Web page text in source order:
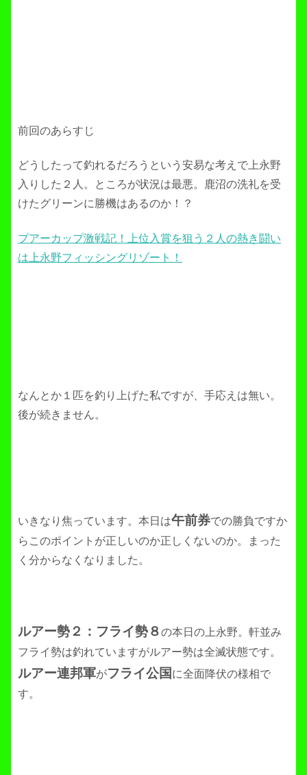
前回のあらすじ
どうしたって釣れるだろうという安易な考えで上永野
入りした２人。ところが状況は最悪。鹿沼の洗礼を受
けたグリーンに勝機はあるのか！？
プアーカップ激戦記！上位入賞を狙う２人の熱き闘い
は上永野フィッシングリゾート！
なんとか１匹を釣り上げた私ですが、手応えは無い。
後が続きません。
いきなり焦っています。本日は午前券での勝負ですか
らこのポイントが正しいのか正しくないのか。まった
く分からなくなりました。
ルアー勢２：フライ勢８の本日の上永野。軒並み
フライ勢は釣れていますがルアー勢は全滅状態です。
ルアー連邦軍がフライ公国 に全面降伏の様相で
す。